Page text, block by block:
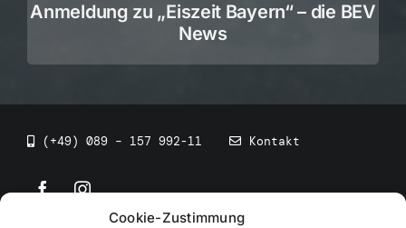
Cookie-Zustimmung
Anmeldung zu „Eiszeit Bayern“ – die BEV
News
(+49) 089 – 157 992-11 Kontakt